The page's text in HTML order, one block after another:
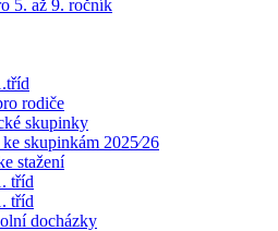
5. až 9. ročník
rodiče
skupinky
skupinkám 2025⁄26
stažení
tříd
tříd
docházky